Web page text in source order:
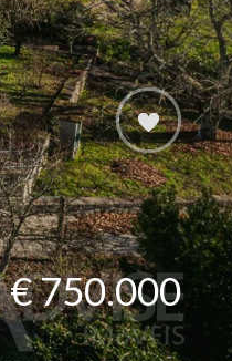
€ 750.000